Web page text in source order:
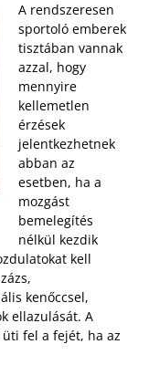
A rendszeresen
sportoló emberek
tisztában vannak
azzal, hogy
mennyire
kellemetlen
érzések
jelentkezhetnek
abban az
esetben, ha a
mozgást
bemelegítés
nélkül kezdik
kell
kenőccsel,
ellazulását. A
fel a fejét, ha az